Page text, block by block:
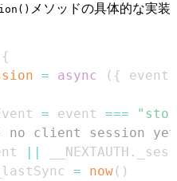
メソッドの具体的な実装
{
= async ( {
event
= event ===
client session yet,
|| __NEXTAUTH .
_lastSync = now( )